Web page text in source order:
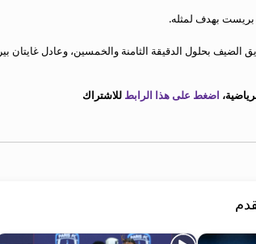
بريست بهدف لمثله.
الضيف بحلول الدقيقة الثامنة والخمسين، وعادل غايتان
اضغط على هذا الرابط للاشتراك